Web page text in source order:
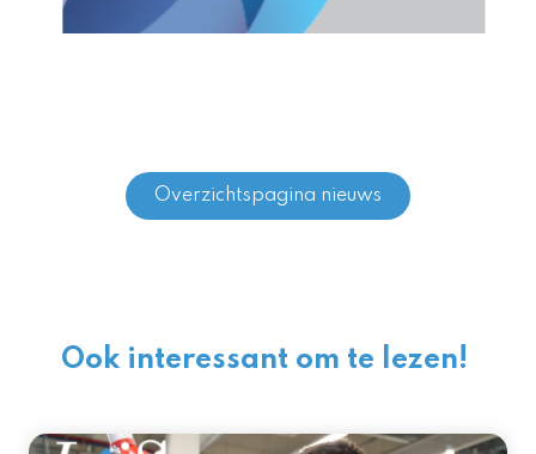
Overzichtspagina nieuws
Ook interessant om te lezen!